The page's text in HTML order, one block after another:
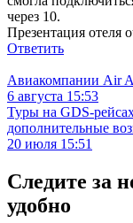
через 10.
Презентация отеля
Ответить
Авиакомпании Air
6 августа 15:53
Туры на GDS-
дополнительные
20 июля 15:51
Следите за
удобно